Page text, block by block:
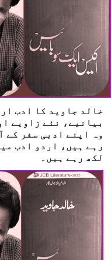
خالد جاوید کا ادب
بیانیے، نئے زاویے
وہ اپنے ادبی سفر کے
رہے ہیں، اردو ادب
لکھ رہے ہیں۔